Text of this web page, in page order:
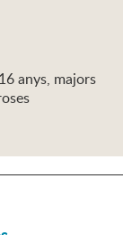
anys, majors